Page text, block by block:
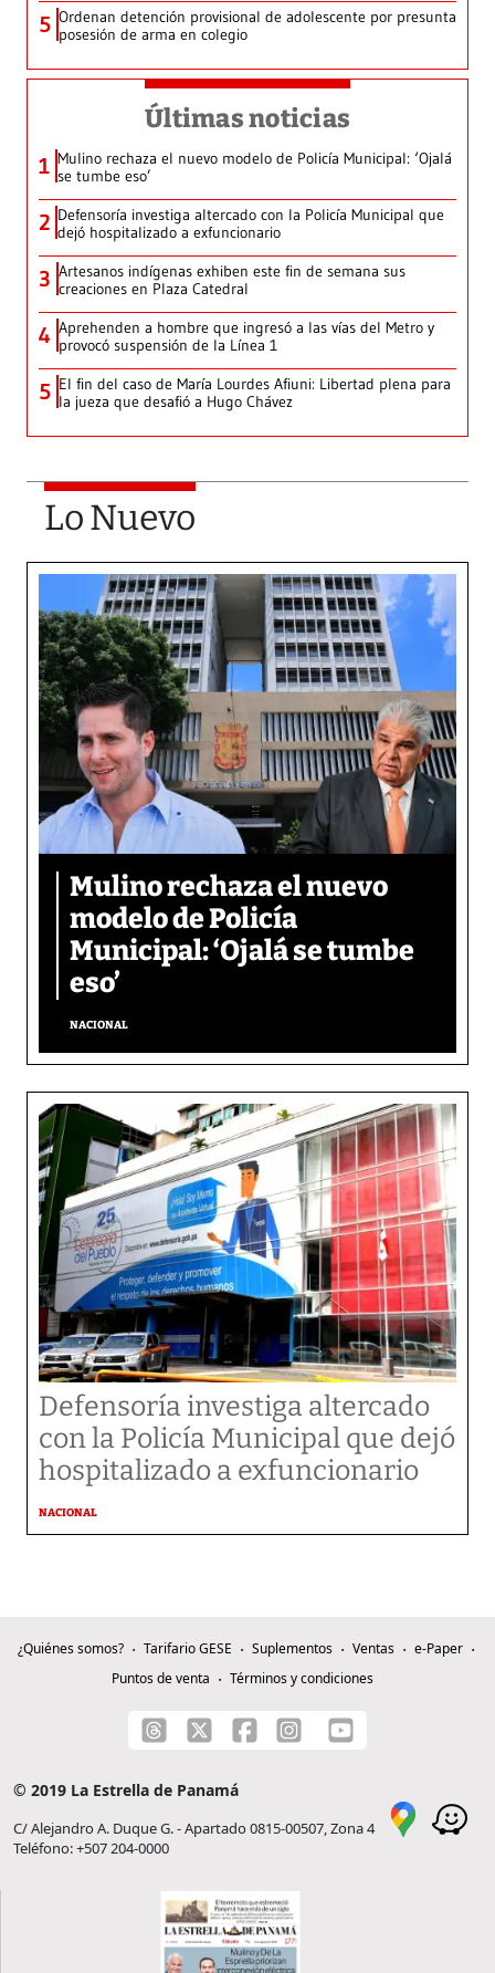
5 Ordenan detención provisional de adolescente por presunta
posesión de arma en colegio
Últimas noticias
1 Mulino rechaza el nuevo modelo de Policía Municipal: ‘Ojalá
se tumbe eso’
2 Defensoría investiga altercado con la Policía Municipal que
dejó hospitalizado a exfuncionario
3 Artesanos indígenas exhiben este fin de semana sus
creaciones en Plaza Catedral
4 Aprehenden a hombre que ingresó a las vías del Metro y
provocó suspensión de la Línea 1
5 El fin del caso de María Lourdes Afiuni: Libertad plena para
la jueza que desafió a Hugo Chávez
Lo Nuevo
Mulino rechaza el nuevo
modelo de Policía
Municipal: ‘Ojalá se tumbe
eso’
NACIONAL
Defensoría investiga altercado
con la Policía Municipal que dejó
hospitalizado a exfuncionario
NACIONAL
¿Quiénes somos? Tarifario GESE Suplementos Ventas
e-Paper
Puntos de venta
Términos y condiciones
© 2019 La Estrella de Panamá
C/ Alejandro A. Duque G. - Apartado 0815-00507, Zona 4
Teléfono: +507 204-0000